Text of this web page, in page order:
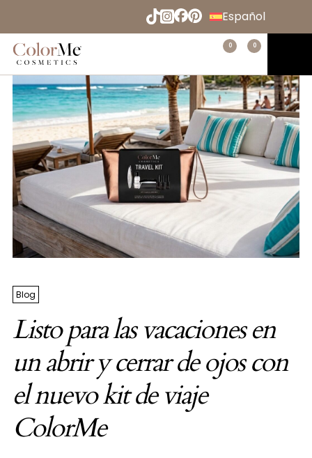
English
Español
Deutsch
Français
Home 0 0
Listo para las vacaciones en un abrir y cerrar
de ojos con el nuevo kit de viaje ColorMe
Blog
Listo para las vacaciones en
un abrir y cerrar de ojos con
el nuevo kit de viaje
ColorMe